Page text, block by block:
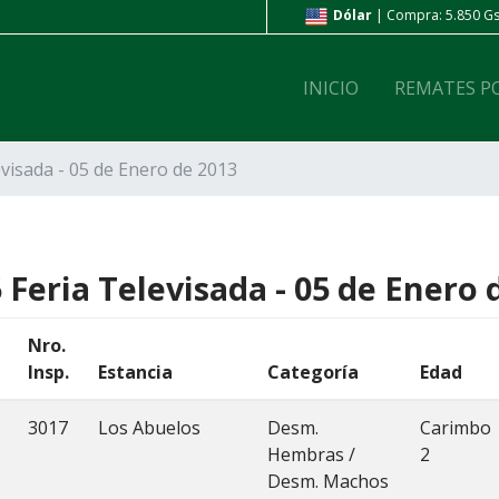
Dólar| Compra: 5.850
INICIO REMATES
- 05 de Enero de 2013
Feria Televisada - 05 de Enero
Nro.
Insp.
Estancia Categoría Edad
3017 Los Abuelos
Desm.
Hembras /
Desm. Machos
Carimbo
2